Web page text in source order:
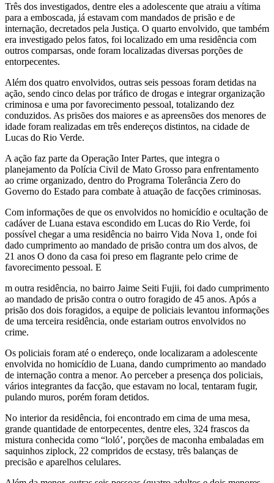
Três dos investigados, dentre eles a adolescente que atraiu a vítima
para a emboscada, já estavam com mandados de prisão e de
internação, decretados pela Justiça. O quarto envolvido, que também
era investigado pelos fatos, foi localizado em uma residência com
outros comparsas, onde foram localizadas diversas porções de
entorpecentes.
Além dos quatro envolvidos, outras seis pessoas foram detidas na
ação, sendo cinco delas por tráfico de drogas e integrar organização
criminosa e uma por favorecimento pessoal, totalizando dez
conduzidos. As prisões dos maiores e as apreensões dos menores de
idade foram realizadas em três endereços distintos, na cidade de
Lucas do Rio Verde.
A ação faz parte da Operação Inter Partes, que integra o
planejamento da Polícia Civil de Mato Grosso para enfrentamento
ao crime organizado, dentro do Programa Tolerância Zero do
Governo do Estado para combate à atuação de facções criminosas.
Com informações de que os envolvidos no homicídio e ocultação de
cadáver de Luana estava escondido em Lucas do Rio Verde, foi
possível chegar a uma residência no bairro Vida Nova 1, onde foi
dado cumprimento ao mandado de prisão contra um dos alvos, de
21 anos O dono da casa foi preso em flagrante pelo crime de
favorecimento pessoal. E
m outra residência, no bairro Jaime Seiti Fujii, foi dado cumprimento
ao mandado de prisão contra o outro foragido de 45 anos. Após a
prisão dos dois foragidos, a equipe de policiais levantou informações
de uma terceira residência, onde estariam outros envolvidos no
crime.
Os policiais foram até o endereço, onde localizaram a adolescente
envolvida no homicídio de Luana, dando cumprimento ao mandado
de internação contra a menor. Ao perceber a presença dos policiais,
vários integrantes da facção, que estavam no local, tentaram fugir,
pulando muros, porém foram detidos.
No interior da residência, foi encontrado em cima de uma mesa,
grande quantidade de entorpecentes, dentre eles, 324 frascos da
mistura conhecida como “loló’, porções de maconha embaladas em
saquinhos ziplock, 22 compridos de ecstasy, três balanças de
precisão e aparelhos celulares.